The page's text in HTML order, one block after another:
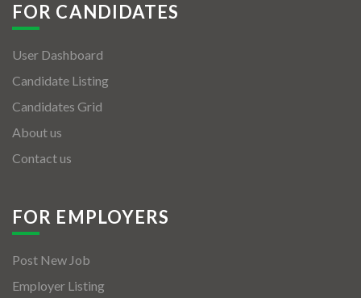
FOR CANDIDATES
User Dashboard
Candidate Listing
Candidates Grid
About us
Contact us
FOR EMPLOYERS
Post New Job
Employer Listing